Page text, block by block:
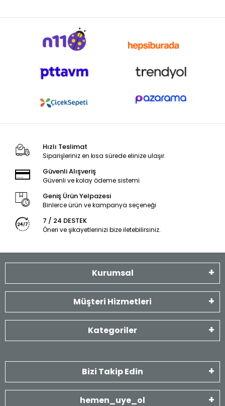
Hızlı Teslimat
Siparişleriniz en kısa sürede elinize ulaşır.
Güvenli Alışveriş
Güvenli ve kolay ödeme sistemi
Geniş Ürün Yelpazesi
Binlerce ürün ve kampanya seçeneği
7 / 24 DESTEK
Öneri ve şikayetlerinizi bize iletebilirsiniz.
Kurumsal
Müşteri Hizmetleri
Kategoriler
Bizi Takip Edin
hemen_uye_ol